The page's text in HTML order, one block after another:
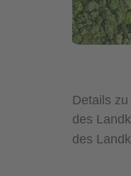
Details
des
des